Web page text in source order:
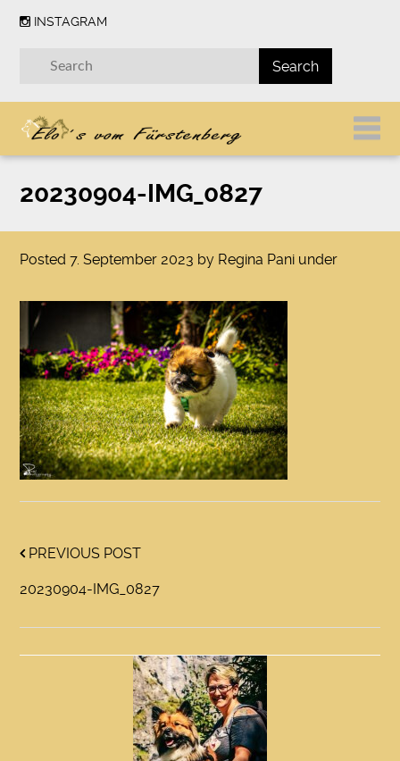
INSTAGRAM
20230904-IMG_0827
Posted7. September 2023 by Regina Pani under
PREVIOUS POST
20230904-IMG_0827